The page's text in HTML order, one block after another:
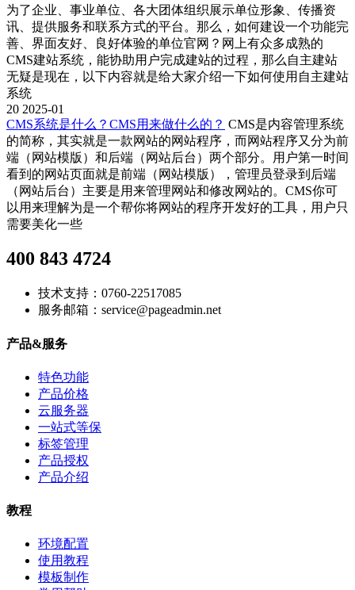
为了企业、事业单位、各大团体组织展示单位形象、传播资
讯、提供服务和联系方式的平台。那么，如何建设一个功能完
善、界面友好、良好体验的单位官网？网上有众多成熟的
CMS建站系统，能协助用户完成建站的过程，那么自主建站
无疑是现在，以下内容就是给大家介绍一下如何使用自主建站
系统
20 2025-01
CMS系统是什么？CMS用来做什么的？ CMS是内容管理系统
的简称，其实就是一款网站的网站程序，而网站程序又分为前
端（网站模版）和后端（网站后台）两个部分。用户第一时间
看到的网站页面就是前端（网站模版），管理员登录到后端
（网站后台）主要是用来管理网站和修改网站的。CMS你可
以用来理解为是一个帮你将网站的程序开发好的工具，用户只
需要美化一些
400 843 4724
技术支持：0760-22517085
服务邮箱：service@pageadmin.net
产品&服务
特色功能
产品价格
云服务器
一站式等保
标签管理
产品授权
产品介绍
教程
环境配置
使用教程
模板制作